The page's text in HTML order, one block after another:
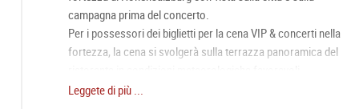
campagna prima del concerto.
Per i possessori dei biglietti per la cena VIP & concerti nella
fortezza, la cena si svolgerà sulla terrazza panoramica del
Leggete di più ...